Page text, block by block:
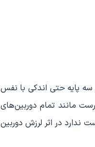
سه پایه حتی اندکی با نفس
مانند تمام دوربین‌های
در اثر لرزش دوربین